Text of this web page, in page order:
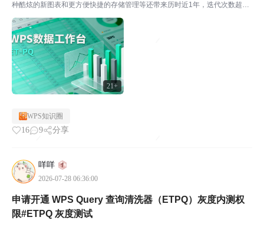
21+
种酷炫的新图表和更方便快捷的存储管理等还带来历时近1年，迭代次数超15
+次的WPS Query编辑器正式版（直接官网下载即可开启功能使用）📢今天咱
们就用ETPQ的...
WPS知识圈
16 9 分享
咩咩
2026-07-28 06:36:00
申请开通 WPS Query 查询清洗器（ETPQ）灰度内测权
限#ETPQ 灰度测试